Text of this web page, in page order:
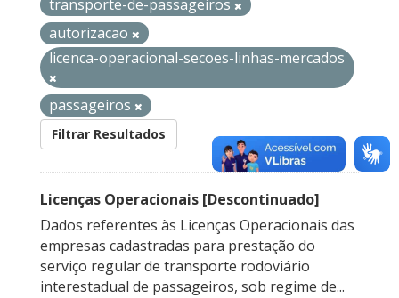
transporte-de-passageiros
autorizacao
licenca-operacional-secoes-linhas-mercados
passageiros
Filtrar Resultados
Licenças Operacionais [Descontinuado]
Dados referentes às Licenças Operacionais das
empresas cadastradas para prestação do
serviço regular de transporte rodoviário
interestadual de passageiros, sob regime de...